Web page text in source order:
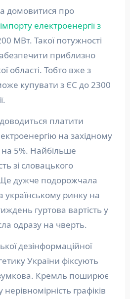
домовитися про
імпорту електроенергії з
МВт. Такої потужності
приблизно
області. Тобто вже з
купувати з ЄС до 2300
платити
на західному
5%. Найбільше
зі словацького
дужче подорожчала
українському ринку на
гуртова вартість у
одразу на чверть.
дезінформаційної
України фіксують
Кремль поширює
графіків